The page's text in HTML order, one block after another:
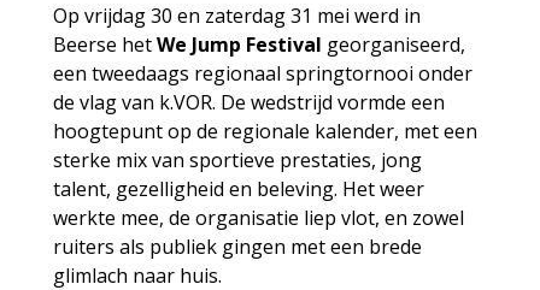
Op vrijdag 30 en zaterdag 31 mei werd in
Beerse het We Jump Festival georganiseerd,
een tweedaags regionaal springtornooi onder
de vlag van k.VOR. De wedstrijd vormde een
hoogtepunt op de regionale kalender, met een
sterke mix van sportieve prestaties, jong
talent, gezelligheid en beleving. Het weer
werkte mee, de organisatie liep vlot, en zowel
ruiters als publiek gingen met een brede
glimlach naar huis.